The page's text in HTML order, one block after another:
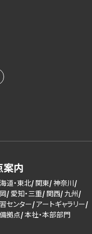
案内
道・東北 関東 神奈川
愛知・三重 関西 九州
センター アートギャラリー
拠点 本社・本部部門